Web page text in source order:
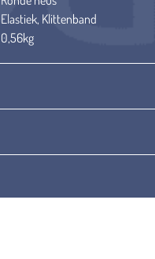
Elastiek, Klittenband
0,56kg